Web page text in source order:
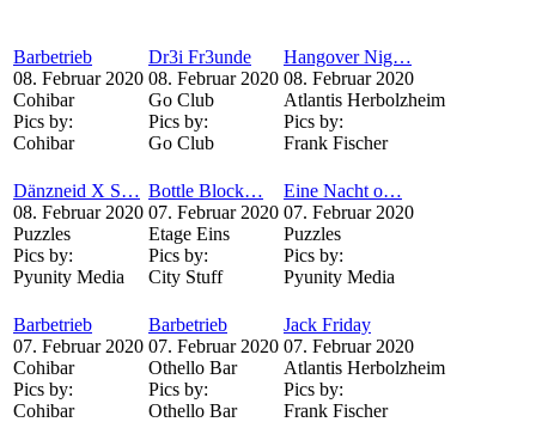
Barbetrieb
08. Februar 2020
Cohibar
Pics by:
Cohibar
Dr3i Fr3unde
08. Februar 2020
Go Club
Pics by:
Go Club
Hangover Nig…
08. Februar 2020
Atlantis Herbolzheim
Pics by:
Frank Fischer
Dänzneid X S…
08. Februar 2020
Puzzles
Pics by:
Pyunity Media
Bottle Block…
07. Februar 2020
Etage Eins
Pics by:
City Stuff
Eine Nacht o…
07. Februar 2020
Puzzles
Pics by:
Pyunity Media
Barbetrieb
07. Februar 2020
Cohibar
Pics by:
Cohibar
Barbetrieb
07. Februar 2020
Othello Bar
Pics by:
Othello Bar
Jack Friday
07. Februar 2020
Atlantis Herbolzheim
Pics by:
Frank Fischer